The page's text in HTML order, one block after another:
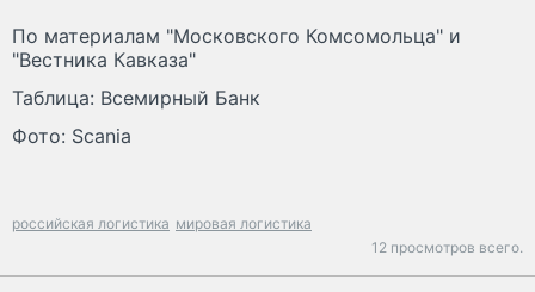
По материалам "Московского Комсомольца" и
"Вестника Кавказа"
Таблица: Всемирный Банк
Фото: Scania
российская логистика мировая логистика
12 просмотров всего.